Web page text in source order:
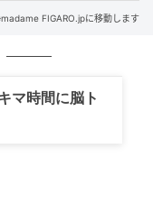
132,000／フェ
FIGARO.jpに移動します
マ時間に脳ト